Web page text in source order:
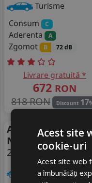
Turisme
Consum
C
Aderenta A
Zgomot B 72 dB
Livrare gratuită *
672 RON
818 RON
Discount 17
Anvelope all
Nankang Aw-6
245/45 R19 102Y
SUV / 4x4
Acest site
cookie-uri
Acest site web
a îmbunătăți